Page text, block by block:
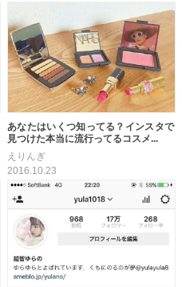
あなたはいくつ知ってる？インスタで
見つけた本当に流行ってるコスメ...
えりんぎ
2016.10.23